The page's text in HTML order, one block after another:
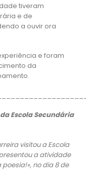
tiveram
e de
a ouvir ora
e foram
da
Escola Secundária
visitou a Escola
a atividade
no dia 8 de